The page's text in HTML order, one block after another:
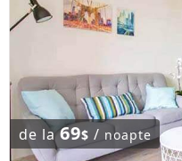
de la69$ / noapte